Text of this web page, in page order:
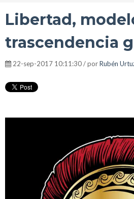
Libertad,
trascendencia
22-sep-2017 10:11:30 / porRubén